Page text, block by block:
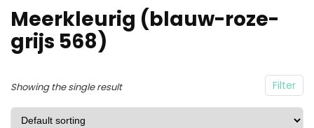
Meerkleurig (blauw-roze-
grijs 568)
Filter
Showing the single result